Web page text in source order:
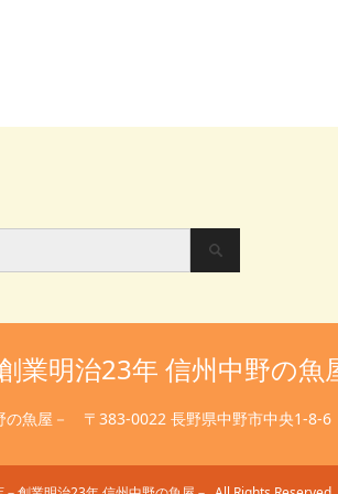
業明治23年 信州中野の魚
魚屋－ 〒383-0022 長野県中野市中央1-8-6